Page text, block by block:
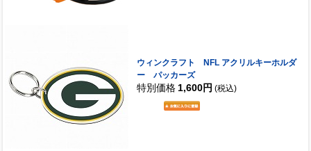
ウィンクラフト NFL アクリルキーホルダ
ー パッカーズ
特別価格 1,600円 (税込)